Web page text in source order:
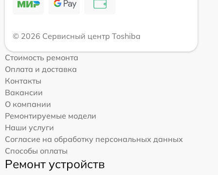
© 2026 Сервисный центр Toshiba
Стоимость ремонта
Оплата и доставка
Контакты
Вакансии
О компании
Ремонтируемые модели
Наши услуги
Согласие на обработку персональных данных
Способы оплаты
Ремонт устройств